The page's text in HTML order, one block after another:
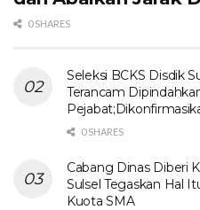
0 SHARES
Seleksi BCKS Disdik
Terancam
0 SHARES
Cabang Dinas Diberi
Sulsel Tegaskan Hal
Kuota SMA